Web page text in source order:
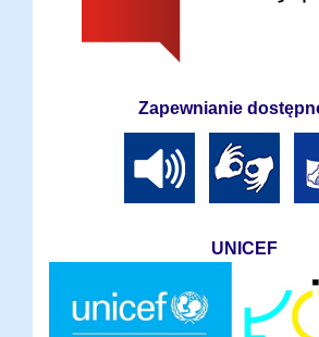
Zapewnianie
UNICEF